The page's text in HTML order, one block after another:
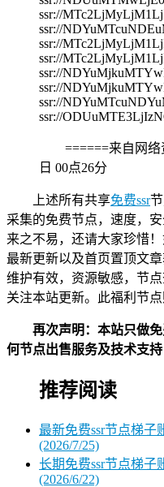
ssr://
ssr://
ssr://
ssr://
ssr://
ssr://
ssr://
ssr://
======来自网络
日 00点26分
上述所有共享免费ssr
采集的免费节点，速度，
来之不易，还请大家珍惜
最新更新以及首页置顶文
维护有效，资源敏感，节
关注本站更新。此福利节
再次声明：本站只做
何节点出售服务及技术支持
推荐阅读
最新免费ssr节点梯子
(2026/7/25)
长期免费ssr节点梯子
(2026/6/22)